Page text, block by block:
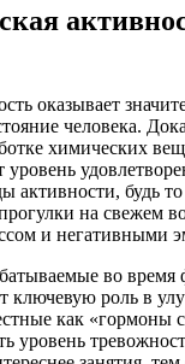
оказывает
человека.
химических
активности, будь
на свежем
и негативными
во время
ключевую роль в
как «гормоны
уровень